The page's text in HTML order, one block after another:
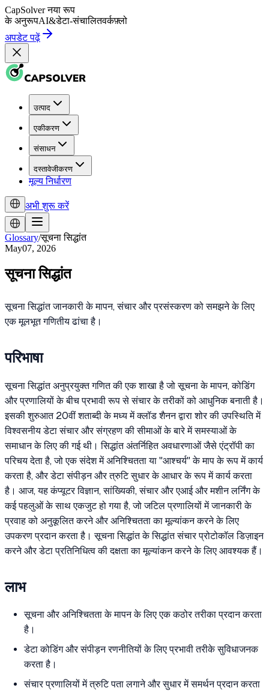
CapSolver नया रूप
के अनुरूपAI&डेटा-संचालितवर्कफ़्लो
अपडेट पढ़ें
उत्पाद
एकीकरण
संसाधन
दस्तावेजीकरण
मूल्य निर्धारण
अभी शुरू करें
Glossary/सूचना सिद्धांत
May07, 2026
सूचना सिद्धांत
सूचना सिद्धांत जानकारी के मापन, संचार और प्रसंस्करण को समझने के लिए
एक मूलभूत गणितीय ढांचा है।
परिभाषा
सूचना सिद्धांत अनुप्रयुक्त गणित की एक शाखा है जो सूचना के मापन, कोडिंग
और प्रणालियों के बीच प्रभावी रूप से संचार के तरीकों को आधुनिक बनाती है।
इसकी शुरुआत 20वीं शताब्दी के मध्य में क्लॉड शैनन द्वारा शोर की उपस्थिति में
विश्वसनीय डेटा संचार और संग्रहण की सीमाओं के बारे में समस्याओं के
समाधान के लिए की गई थी। सिद्धांत अंतर्निहित अवधारणाओं जैसे एंट्रॉपी का
परिचय देता है, जो एक संदेश में अनिश्चितता या "आश्चर्य" के माप के रूप में कार्य
करता है, और डेटा संपीड़न और त्रुटि सुधार के आधार के रूप में कार्य करता
है। आज, यह कंप्यूटर विज्ञान, सांख्यिकी, संचार और एआई और मशीन लर्निंग के
कई पहलुओं के साथ एकजुट हो गया है, जो जटिल प्रणालियों में जानकारी के
प्रवाह को अनुकूलित करने और अनिश्चितता का मूल्यांकन करने के लिए
उपकरण प्रदान करता है। सूचना सिद्धांत के सिद्धांत संचार प्रोटोकॉल डिज़ाइन
करने और डेटा प्रतिनिधित्व की दक्षता का मूल्यांकन करने के लिए आवश्यक हैं।
लाभ
सूचना और अनिश्चितता के मापन के लिए एक कठोर तरीका प्रदान करता
है।
डेटा कोडिंग और संपीड़न रणनीतियों के लिए प्रभावी तरीके सुविधाजनक
करता है।
संचार प्रणालियों में त्रुटि पता लगाने और सुधार में समर्थन प्रदान करता